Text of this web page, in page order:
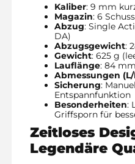
Kaliber: 9 mm
Magazin: 6 Schuss
Abzug: Single
DA)
Abzugsgewicht:
Gewicht: 625 g
Lauflänge: 84 mm
Abmessungen (L/
Sicherung:
Entspannfunktion
Besonderheiten:
Griffsporn für
Zeitloses
Legendäre